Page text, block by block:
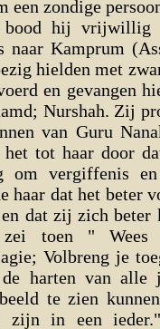
een zondige
bood hij vrijwillig
naar Kamprum
hielden met
en gevangen
Nurshah. Zij
van Guru
tot haar door
vergiffenis en
haar dat het beter
dat zij zich beter
toen " Wees
Volbreng je
harten van alle
te zien
zijn in een